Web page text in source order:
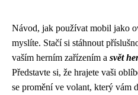
Návod, jak používat mobil jako
myslíte. Stačí si stáhnout
vaším herním zařízením a svět
Představte si, že hrajete vaši
se promění ve volant, který vám